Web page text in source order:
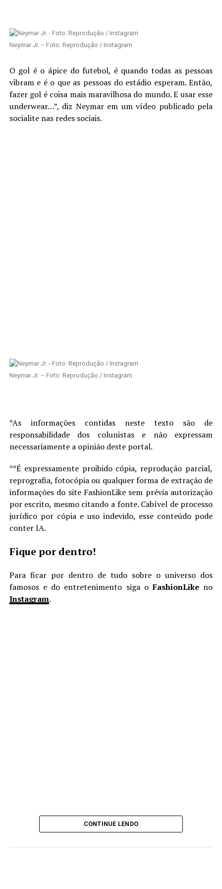
Neymar Jr. – Foto: Reprodução / Instagram
O gol é o ápice do futebol, é quando todas as pessoas
vibram e é o que as pessoas do estádio esperam. Então,
fazer gol é coisa mais maravilhosa do mundo. E usar esse
underwear…”, diz Neymar em um vídeo publicado pela
socialite nas redes sociais.
Neymar Jr. – Foto: Reprodução / Instagram
*As informações contidas neste texto são de
responsabilidade dos colunistas e não expressam
necessariamente a opinião deste portal.
**É expressamente proibido cópia, reprodução parcial,
reprografia, fotocópia ou qualquer forma de extração de
informações do site FashionLike sem prévia autorização
por escrito, mesmo citando a fonte. Cabível de processo
jurídico por cópia e uso indevido, esse conteúdo pode
conter IA.
Fique por dentro!
Para ficar por dentro de tudo sobre o universo dos
famosos e do entretenimento siga oFashionLike no
Instagram.
CONTINUE LENDO